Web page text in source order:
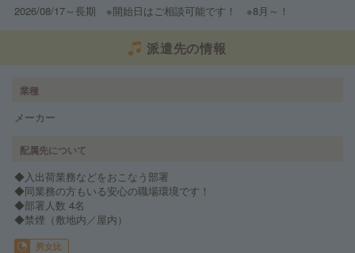
2026/08/17～長期 ※開始日はご相談可能です！ ※8月～！
派遣先の情報
業種
メーカー
配属先について
◆入出荷業務などをおこなう部署
◆同業務の方もいる安心の職場環境です！
◆部署人数 4名
◆禁煙（敷地内／屋内）
男女比